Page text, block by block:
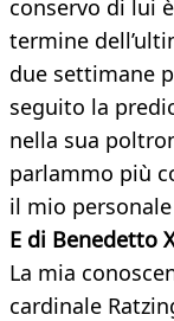
conservo di lui
termine
due settimane
seguito la
nella sua
parlammo più
il mio
E di Benedetto
La mia
cardinale